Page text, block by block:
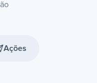
Ações